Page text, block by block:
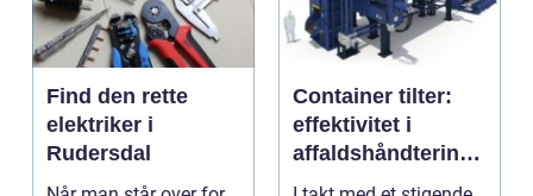
Find den rette
elektriker i
Rudersdal
Container tilter:
effektivitet i
affaldshåndtering
og